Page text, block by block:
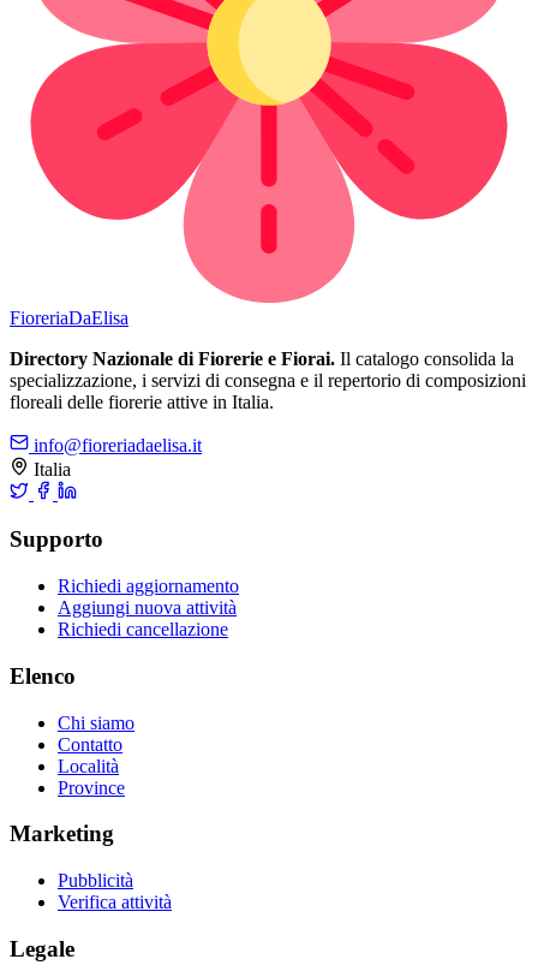
FioreriaDaElisa
Directory Nazionale di Fiorerie e Fiorai. Il catalogo consolida la
specializzazione, i servizi di consegna e il repertorio di composizioni
floreali delle fiorerie attive in Italia.
info@fioreriadaelisa.it
Italia
Supporto
Richiedi aggiornamento
Aggiungi nuova attività
Richiedi cancellazione
Elenco
Chi siamo
Contatto
Località
Province
Marketing
Pubblicità
Verifica attività
Legale